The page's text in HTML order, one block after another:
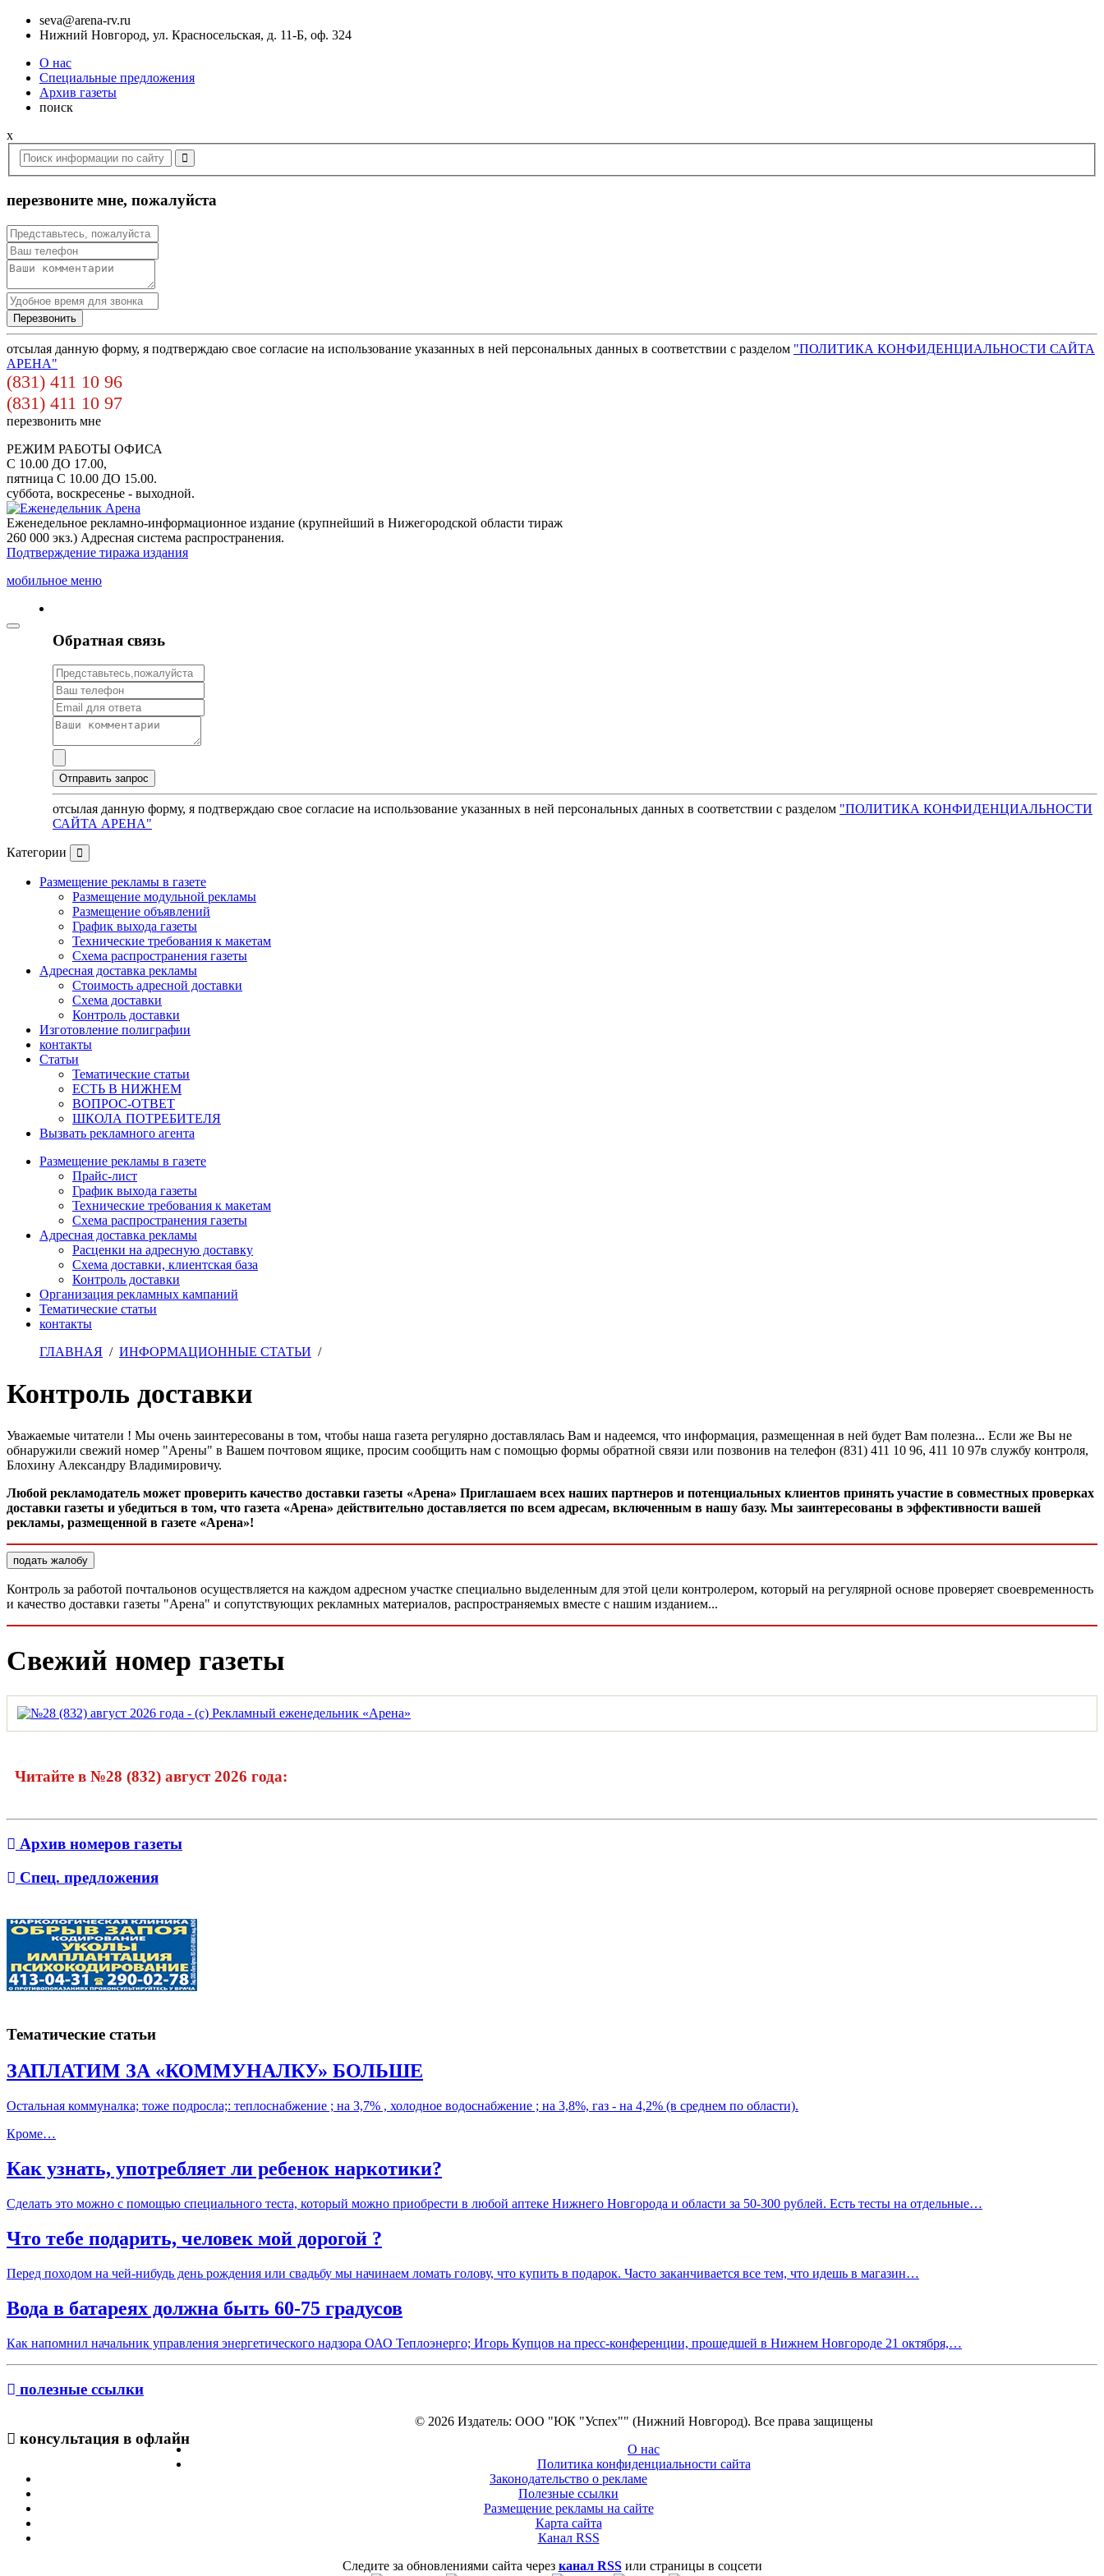
seva@arena-rv.ru
Нижний Новгород, ул. Красносельская, д. 11-Б, оф. 324
О нас
Специальные предложения
Архив газеты
поиск
x
перезвоните мне, пожалуйста
отсылая данную форму, я подтверждаю свое согласие на использование указанных в ней персональных данных в соответствии с разделом "ПОЛИТИКА КОНФИДЕНЦИАЛЬНОСТИ САЙТА
АРЕНА"
(831) 411 10 96
(831) 411 10 97
перезвонить мне
РЕЖИМ РАБОТЫ ОФИСА
С 10.00 ДО 17.00,
пятница С 10.00 ДО 15.00.
суббота, воскресенье - выходной.
Еженедельное рекламно-информационное издание (крупнейший в Нижегородской области тираж
260 000 экз.) Адресная система распространения.
Подтверждение тиража издания
мобильное меню
Обратная связь
отсылая данную форму, я подтверждаю свое согласие на использование указанных в ней персональных данных в соответствии с разделом "ПОЛИТИКА КОНФИДЕНЦИАЛЬНОСТИ
САЙТА АРЕНА"
Категории
Размещение рекламы в газете
Размещение модульной рекламы
Размещение объявлений
График выхода газеты
Технические требования к макетам
Схема распространения газеты
Адресная доставка рекламы
Стоимость адресной доставки
Схема доставки
Контроль доставки
Изготовление полиграфии
контакты
Статьи
Тематические статьи
ЕСТЬ В НИЖНЕМ
ВОПРОС-ОТВЕТ
ШКОЛА ПОТРЕБИТЕЛЯ
Вызвать рекламного агента
Размещение рекламы в газете
Прайс-лист
График выхода газеты
Технические требования к макетам
Схема распространения газеты
Адресная доставка рекламы
Расценки на адресную доставку
Схема доставки, клиентская база
Контроль доставки
Организация рекламных кампаний
Тематические статьи
контакты
ГЛАВНАЯ / ИНФОРМАЦИОННЫЕ СТАТЬИ /
Контроль доставки
Уважаемые читатели ! Мы очень заинтересованы в том, чтобы наша газета регулярно доставлялась Вам и надеемся, что информация, размещенная в ней будет Вам полезна... Если же Вы не
обнаружили свежий номер "Арены" в Вашем почтовом ящике, просим сообщить нам с помощью формы обратной связи или позвонив на телефон (831) 411 10 96, 411 10 97в службу контроля,
Блохину Александру Владимировичу.
Любой рекламодатель может проверить качество доставки газеты «Арена» Приглашаем всех наших партнеров и потенциальных клиентов принять участие в совместных проверках
доставки газеты и убедиться в том, что газета «Арена» действительно доставляется по всем адресам, включенным в нашу базу. Мы заинтересованы в эффективности вашей
рекламы, размещенной в газете «Арена»!
подать жалобу
Контроль за работой почтальонов осуществляется на каждом адресном участке специально выделенным для этой цели контролером, который на регулярной основе проверяет своевременность
и качество доставки газеты "Арена" и сопутствующих рекламных материалов, распространяемых вместе с нашим изданием...
Свежий номер газеты
Читайте в №28 (832) август 2026 года:
Архив номеров газеты
Спец. предложения
Тематические статьи
ЗАПЛАТИМ ЗА «КОММУНАЛКУ» БОЛЬШЕ
Остальная коммуналка; тоже подросла;: теплоснабжение ; на 3,7% , холодное водоснабжение ; на 3,8%, газ - на 4,2% (в среднем по области).
Кроме…
Как узнать, употребляет ли ребенок наркотики?
Сделать это можно с помощью специального теста, который можно приобрести в любой аптеке Нижнего Новгорода и области за 50-300 рублей. Есть тесты на отдельные…
Что тебе подарить, человек мой дорогой ?
Перед походом на чей-нибудь день рождения или свадьбу мы начинаем ломать голову, что купить в подарок. Часто заканчивается все тем, что идешь в магазин…
Вода в батареях должна быть 60-75 градусов
Как напомнил начальник управления энергетического надзора ОАО Теплоэнерго; Игорь Купцов на пресс-конференции, прошедшей в Нижнем Новгороде 21 октября,…
полезные ссылки
консультация в офлайн
© 2026 Издатель: ООО "ЮК "Успех"" (Нижний Новгород). Все права защищены
О нас
Политика конфиденциальности сайта
Законодательство о рекламе
Полезные ссылки
Размещение рекламы на сайте
Карта сайта
Канал RSS
Следите за обновлениями сайта через канал RSSили страницы в соцсети